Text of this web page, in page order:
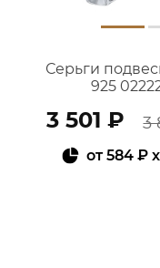
Серьги
925
3 501 ₽ 3
от584 ₽